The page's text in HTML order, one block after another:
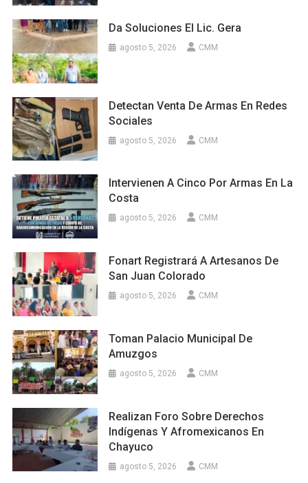
Da Soluciones El Lic. Gera
agosto 5, 2026 CMM
Detectan Venta De Armas En Redes
Sociales
agosto 5, 2026 CMM
Intervienen A Cinco Por Armas En La
Costa
agosto 5, 2026 CMM
Fonart Registrará A Artesanos De
San Juan Colorado
agosto 5, 2026 CMM
Toman Palacio Municipal De
Amuzgos
agosto 5, 2026 CMM
Realizan Foro Sobre Derechos
Indígenas Y Afromexicanos En
Chayuco
agosto 5, 2026 CMM